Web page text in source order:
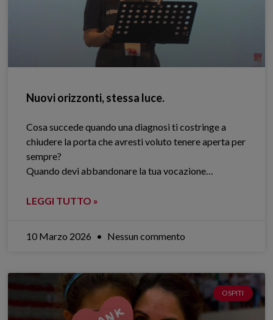
Nuovi orizzonti, stessa luce.
Cosa succede quando una diagnosi ti costringe a
chiudere la porta che avresti voluto tenere aperta per
sempre?
Quando devi abbandonare la tua vocazione…
LEGGI TUTTO »
10 Marzo 2026 Nessun commento
OSPITI